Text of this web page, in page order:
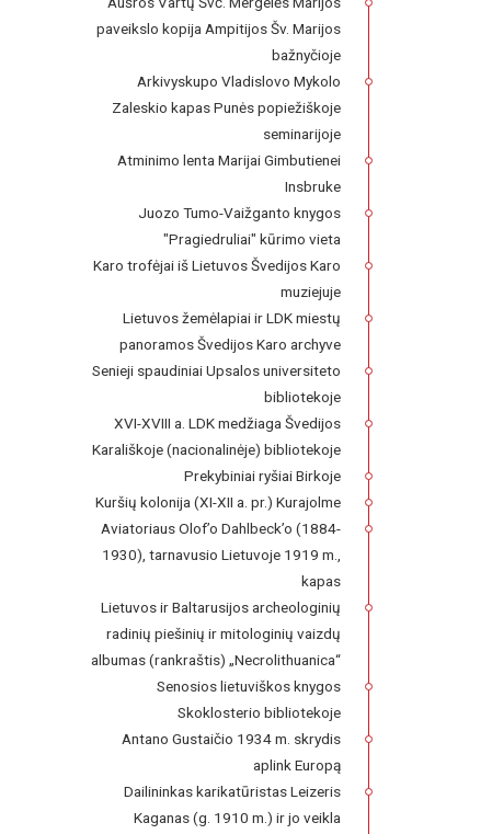
paveikslo kopija Ampitijos Šv. Marijos
bažnyčioje
Arkivyskupo Vladislovo Mykolo
Zaleskio kapas Punės popiežiškoje
seminarijoje
Atminimo lenta Marijai Gimbutienei
Insbruke
Juozo Tumo-Vaižganto knygos
"Pragiedruliai" kūrimo vieta
Karo trofėjai iš Lietuvos Švedijos Karo
muziejuje
Lietuvos žemėlapiai ir LDK miestų
panoramos Švedijos Karo archyve
Senieji spaudiniai Upsalos universiteto
bibliotekoje
XVI-XVIII a. LDK medžiaga Švedijos
Karališkoje (nacionalinėje) bibliotekoje
Prekybiniai ryšiai Birkoje
Kuršių kolonija (XI-XII a. pr.) Kurajolme
Aviatoriaus Olof’o Dahlbeck’o (1884-
1930), tarnavusio Lietuvoje 1919 m.,
kapas
Lietuvos ir Baltarusijos archeologinių
radinių piešinių ir mitologinių vaizdų
albumas (rankraštis) „Necrolithuanica“
Senosios lietuviškos knygos
Skoklosterio bibliotekoje
Antano Gustaičio 1934 m. skrydis
aplink Europą
Dailininkas karikatūristas Leizeris
Kaganas (g. 1910 m.) ir jo veikla